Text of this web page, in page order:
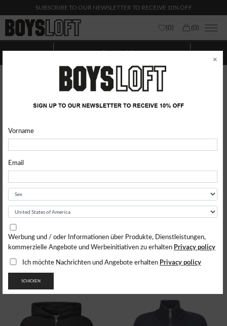
SUBSCRIBE TO OUR NEWSLETTER TO RECEIVE 10% OFF
(0) (0)
Kategorien anzeigen Sweatshirts ZeigenFilter
BOYSLOFT
Boysloft Hoodie
102.72$
BOYSLOFT
Boysflot Hoodie
102.83$
×
Vorname
Email
Werbung und / oder Informationen über Produkte, Dienstleistungen,
kommerzielle Angebote und Werbeinitiativen zu erhalten Privacy policy
Ich möchte Nachrichten und Angebote erhalten Privacy policy
SCHICKEN